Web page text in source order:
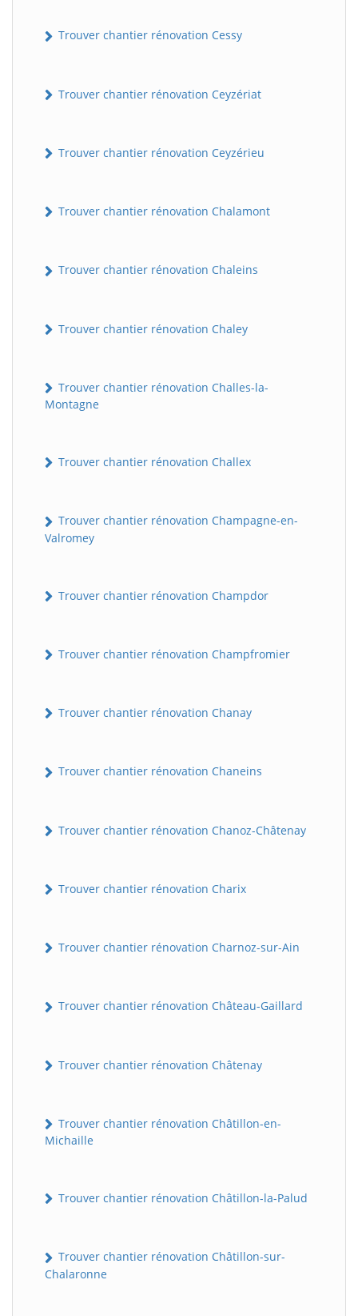
Trouver chantier rénovation Cessy
Trouver chantier rénovation Ceyzériat
Trouver chantier rénovation Ceyzérieu
Trouver chantier rénovation Chalamont
Trouver chantier rénovation Chaleins
Trouver chantier rénovation Chaley
Trouver chantier rénovation Challes-la-
Montagne
Trouver chantier rénovation Challex
Trouver chantier rénovation Champagne-en-
Valromey
Trouver chantier rénovation Champdor
Trouver chantier rénovation Champfromier
Trouver chantier rénovation Chanay
Trouver chantier rénovation Chaneins
Trouver chantier rénovation Chanoz-Châtenay
Trouver chantier rénovation Charix
Trouver chantier rénovation Charnoz-sur-Ain
Trouver chantier rénovation Château-Gaillard
Trouver chantier rénovation Châtenay
Trouver chantier rénovation Châtillon-en-
Michaille
Trouver chantier rénovation Châtillon-la-Palud
Trouver chantier rénovation Châtillon-sur-
Chalaronne